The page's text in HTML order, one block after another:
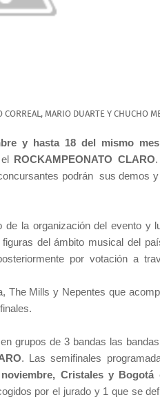
MARIO DUARTE Y CHUCHO
y hasta 18 del mismo
ROCKAMPEONATO CLARO
podrán sus demos
la organización del evento y
del ámbito musical del
por votación a
Mills y Nepentes que
grupos de 3 bandas las
. Las semifinales
Cristales y Bogotá
por el jurado y 1 que se